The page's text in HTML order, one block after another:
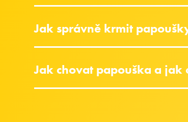
Jak správně krmit
Jak chovat papouška a jak